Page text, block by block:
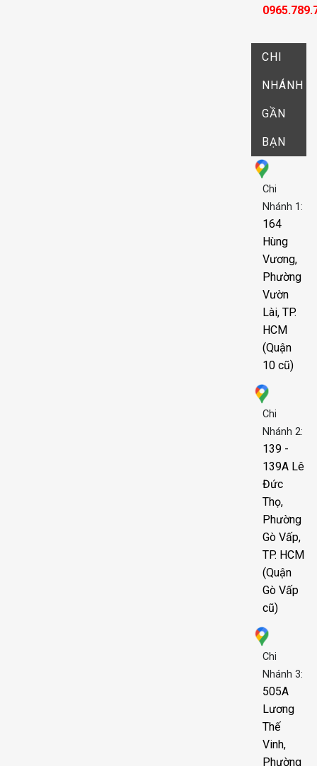
CHI
NHÁNH
GẦN
BẠN
Chi
Nhánh 1:
164
Hùng
Vương,
Phường
Vườn
Lài, TP.
HCM
(Quận
10 cũ)
Chi
Nhánh 2:
139 -
139A Lê
Đức
Thọ,
Phường
Gò Vấp,
TP. HCM
(Quận
Gò Vấp
cũ)
Chi
Nhánh 3:
505A
Lương
Thế
Vinh,
Phường